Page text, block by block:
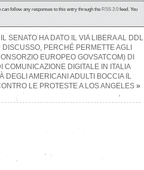
can follow any responses to this entry through theRSS 2.0feed. You
SENATO HA DATO IL VIA LIBERA AL DDL
PERCHÉ PERMETTE AGLI
EUROPEO GOVSATCOM) DI
COMUNICAZIONE DIGITALE IN ITALIA
DEGLI AMERICANI ADULTI BOCCIA IL
LE PROTESTE A LOS ANGELES»